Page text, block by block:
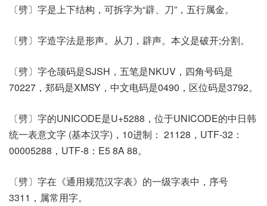
〔劈〕字是上下结构，可拆字为“辟、刀”，五行属金。
〔劈〕字造字法是形声。从刀，辟声。本义是破开;分割。
〔劈〕字仓颉码是SJSH，五笔是NKUV，四角号码是
70227，郑码是XMSY，中文电码是0490，区位码是3792。
〔劈〕字的UNICODE是U+5288，位于UNICODE的中日韩
统一表意文字 (基本汉字)，10进制： 21128，UTF-32：
00005288，UTF-8：E5 8A 88。
〔劈〕字在《通用规范汉字表》的一级字表中，序号
3311，属常用字。